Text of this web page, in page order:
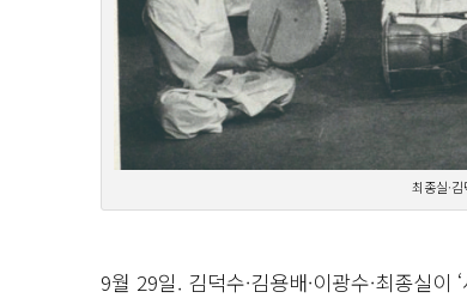
최종실·
9월 29일. 김덕수·김용배·이광수·최종실